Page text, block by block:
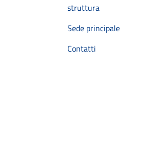
struttura
Sede principale
Contatti